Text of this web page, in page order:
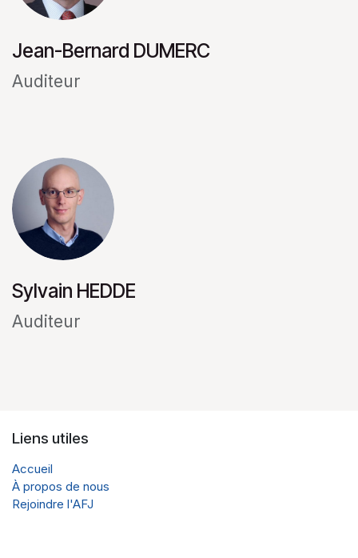
Jean-Bernard DUMERC
Auditeur
Sylvain HEDDE
Auditeur
Liens utiles
Accueil
À propos de nous
Rejoindre l'AFJ